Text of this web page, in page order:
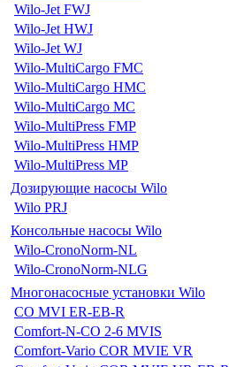
Wilo-Jet FWJ
Wilo-Jet HWJ
Wilo-Jet WJ
Wilo-MultiCargo FMC
Wilo-MultiCargo HMC
Wilo-MultiCargo MC
Wilo-MultiPress FMP
Wilo-MultiPress HMP
Wilo-MultiPress MP
Дозирующие насосы Wilo
Wilo PRJ
Консольные насосы Wilo
Wilo-CronoNorm-NL
Wilo-CronoNorm-NLG
Многонасосные установки Wilo
CO MVI ER-EB-R
Comfort-N-CO 2-6 MVIS
Comfort-Vario COR MVIE VR